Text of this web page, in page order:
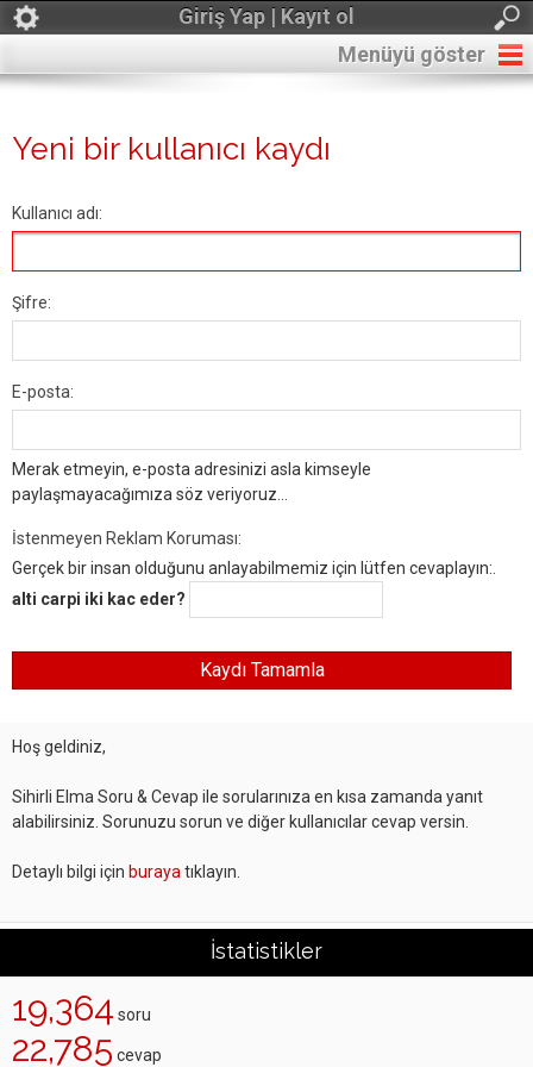
Giriş Yap | Kayıt ol
Menüyü göster
Yeni bir kullanıcı kaydı
Kullanıcı adı:
Şifre:
E-posta:
Merak etmeyin, e-posta adresinizi asla kimseyle
paylaşmayacağımıza söz veriyoruz...
İstenmeyen Reklam Koruması:
Gerçek bir insan olduğunu anlayabilmemiz için lütfen cevaplayın:.
alti carpi iki kac eder?
Hoş geldiniz,
Sihirli Elma Soru & Cevap ile sorularınıza en kısa zamanda yanıt
alabilirsiniz. Sorunuzu sorun ve diğer kullanıcılar cevap versin.
Detaylı bilgi için buraya tıklayın.
İstatistikler
19,364 soru
22,785 cevap